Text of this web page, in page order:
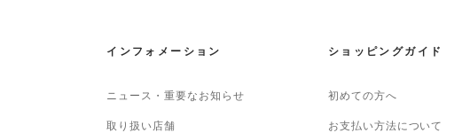
インフォメーション
ニュース・重要なお知らせ
取り扱い店舗
ショッピングガイド
初めての方へ
お支払い方法について